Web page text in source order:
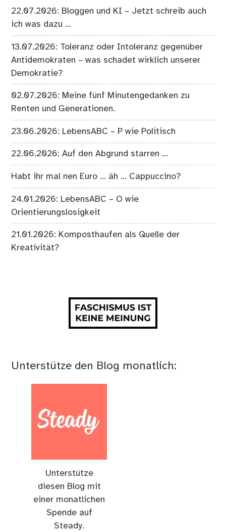
22.07.2026: Bloggen und KI – Jetzt schreib auch
ich was dazu …
13.07.2026: Toleranz oder Intoleranz gegenüber
Antidemokraten – was schadet wirklich unserer
Demokratie?
02.07.2026: Meine fünf Minutengedanken zu
Renten und Generationen.
23.06.2026: LebensABC – P wie Politisch
22.06.2026: Auf den Abgrund starren …
Habt ihr mal nen Euro … äh … Cappuccino?
24.01.2026: LebensABC – O wie
Orientierungslosigkeit
21.01.2026: Komposthaufen als Quelle der
Kreativität?
Unterstütze den Blog monatlich:
Unterstütze
diesen Blog mit
einer monatlichen
Spende auf
Steady.